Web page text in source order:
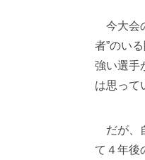
今大会
者”のい
強い選手
は思って
だが、
て４年後